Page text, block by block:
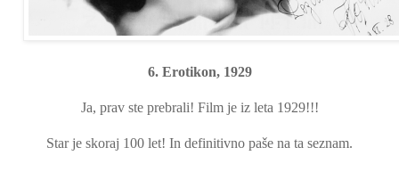
6. Erotikon, 1929
Ja, prav ste prebrali! Film je iz leta 1929!!!
Star je skoraj 100 let! In definitivno paše na ta seznam.